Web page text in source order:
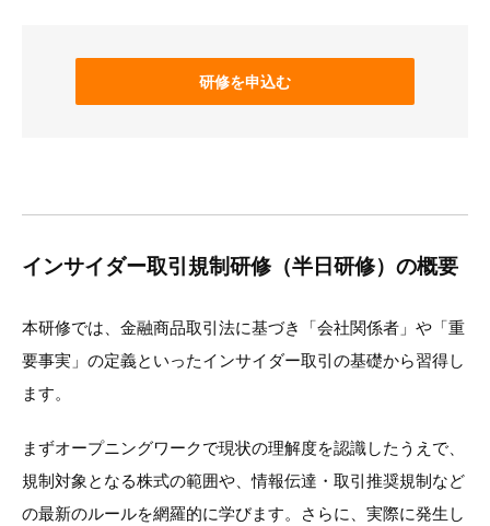
研修を申込む
インサイダー取引規制研修（半日研修）の概要
本研修では、金融商品取引法に基づき「会社関係者」や「重
要事実」の定義といったインサイダー取引の基礎から習得し
ます。
まずオープニングワークで現状の理解度を認識したうえで、
規制対象となる株式の範囲や、情報伝達・取引推奨規制など
の最新のルールを網羅的に学びます。さらに、実際に発生し